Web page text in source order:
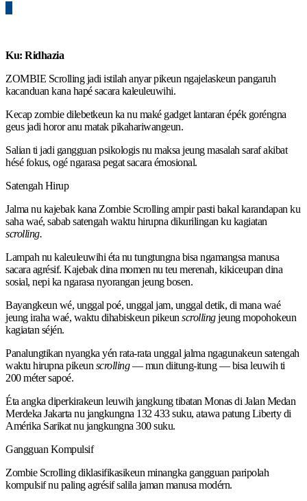
Ku: Ridhazia
ZOMBIE Scrolling jadi istilah anyar pikeun ngajelaskeun pangaruh
kacanduan kana hapé sacara kaleuleuwihi.
Kecap zombie dilebetkeun ka nu maké gadget lantaran épék goréngna
geus jadi horor anu matak pikahariwangeun.
Salian ti jadi gangguan psikologis nu maksa jeung masalah saraf akibat
hésé fokus, ogé ngarasa pegat sacara émosional.
Satengah Hirup
Jalma nu kajebak kana Zombie Scrolling ampir pasti bakal karandapan ku
saha waé, sabab satengah waktu hirupna dikurilingan ku kagiatan
scrolling.
Lampah nu kaleuleuwihi éta nu tungtungna bisa ngamangsa manusa
sacara agrésif. Kajebak dina momen nu teu merenah, kikiceupan dina
sosial, nepi ka ngarasa nyorangan jeung bosen.
Bayangkeun wé, unggal poé, unggal jam, unggal detik, di mana waé
jeung iraha waé, waktu dihabiskeun pikeun scrollingjeung mopohokeun
kagiatan séjén.
Panalungtikan nyangka yén rata-rata unggal jalma ngagunakeun satengah
waktu hirupna pikeun scrolling— mun diitung-itung — bisa leuwih ti
200 méter sapoé.
Éta angka diperkirakeun leuwih jangkung tibatan Monas di Jalan Medan
Merdeka Jakarta nu jangkungna 132 433 suku, atawa patung Liberty di
Amérika Sarikat nu jangkungna 300 suku.
Gangguan Kompulsif
Zombie Scrolling diklasifikasikeun minangka gangguan paripolah
kompulsif nu paling agrésif salila jaman manusa modérn.